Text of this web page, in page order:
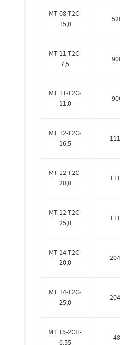
MT 08-T2C-
15,0
MT 11-T2C-
7,5
MT 11-T2C-
11,0
MT 12-T2C-
16,5
MT 12-T2C-
20,0
MT 12-T2C-
25,0
MT 14-T2C-
20,0
MT 14-T2C-
25,0
MT 15-2CH-
0,55
48